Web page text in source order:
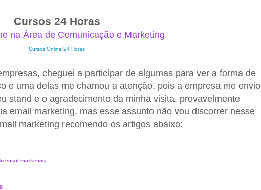
Cursos 24 Horas
na Área de Comunicação e Marketing
Cursos Online 24 Horas
cheguei a participar de algumas para ver a forma de
e uma delas me chamou a atenção, pois a empresa me envio
stand e o agradecimento da minha visita, provavelmente
email marketing, mas esse assunto não vou discorrer nesse
marketing recomendo os artigos abaixo:
email marketing